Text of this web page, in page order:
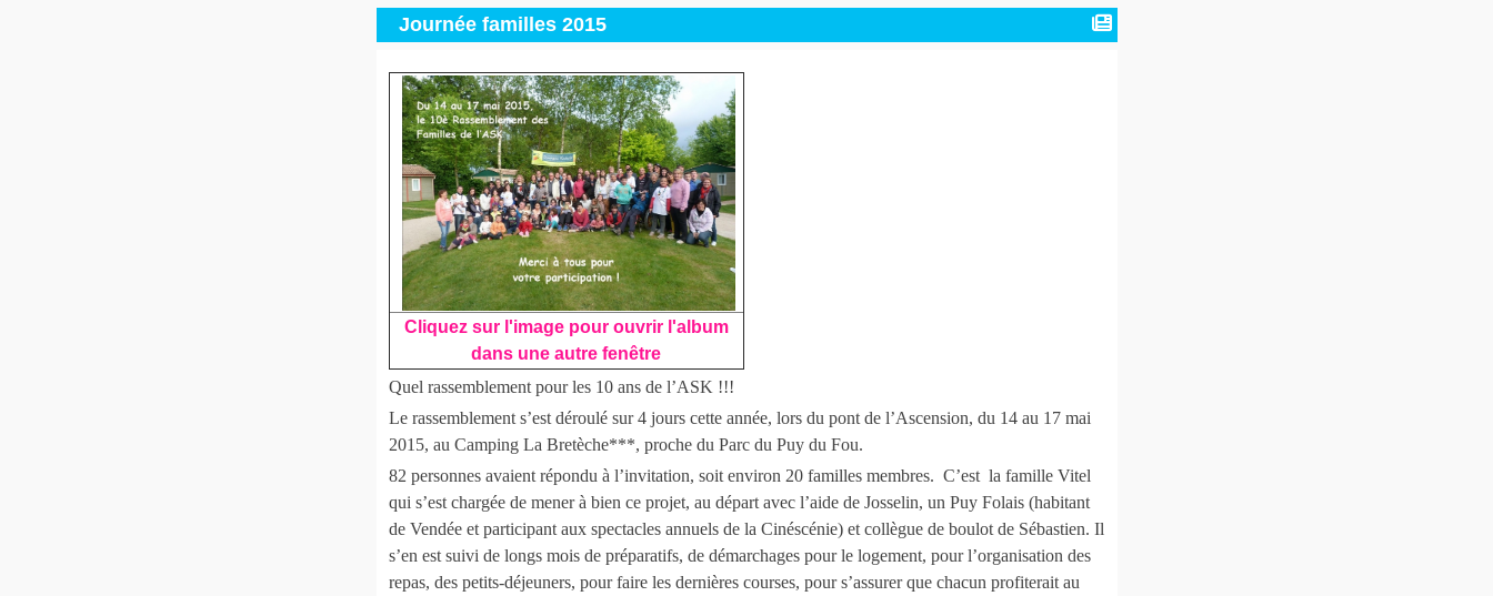
Journée familles 2015
Cliquez sur l'image pour ouvrir l'album
dans une autre fenêtre
Quel rassemblement pour les 10 ans de l’ASK !!!
Le rassemblement s’est déroulé sur 4 jours cette année, lors du pont de l’Ascension, du 14 au 17 mai
2015, au Camping La Bretèche***, proche du Parc du Puy du Fou.
82 personnes avaient répondu à l’invitation, soit environ 20 familles membres. C’est la famille Vitel
qui s’est chargée de mener à bien ce projet, au départ avec l’aide de Josselin, un Puy Folais (habitant
de Vendée et participant aux spectacles annuels de la Cinéscénie) et collègue de boulot de Sébastien. Il
s’en est suivi de longs mois de préparatifs, de démarchages pour le logement, pour l’organisation des
repas, des petits-déjeuners, pour faire les dernières courses, pour s’assurer que chacun profiterait au